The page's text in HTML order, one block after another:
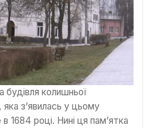
будівля колишньої
з’явилась у цьому
1684 році. Нині ця пам’ятка